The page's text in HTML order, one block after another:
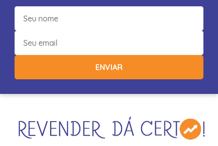
ENVIAR